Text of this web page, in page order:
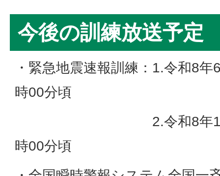
今後の訓練放送予定
・緊急地震速報訓練：1.令和8
時00分頃
2.令和8年11月5日
時00分頃